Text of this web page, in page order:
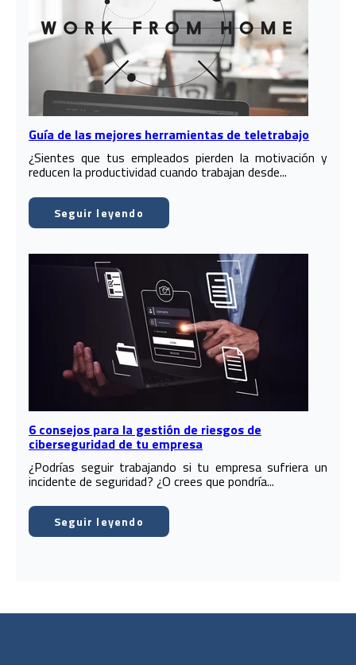
Guía de las mejores herramientas de teletrabajo
¿Sientes que tus empleados pierden la motivación y
reducen la productividad cuando trabajan desde...
Seguir leyendo
6 consejos para la gestión de riesgos de
ciberseguridad de tu empresa
¿Podrías seguir trabajando si tu empresa sufriera un
incidente de seguridad? ¿O crees que pondría...
Seguir leyendo